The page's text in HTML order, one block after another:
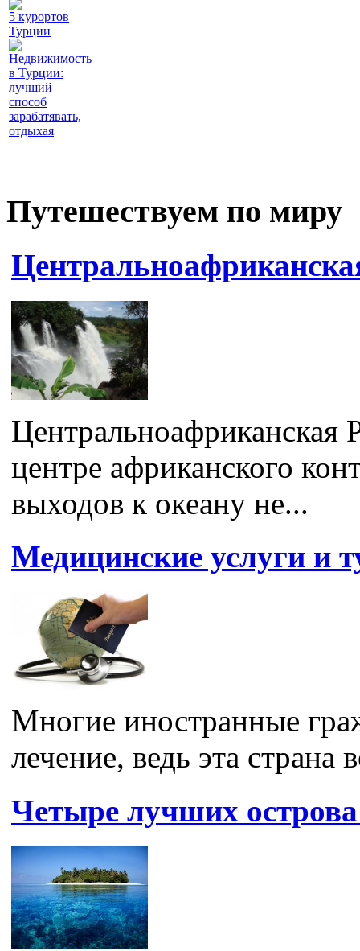
5 курортов
Турции
Недвижимость
в Турции:
лучший
способ
зарабатявать,
отдыхая
Путешествуем по миру
Центральноафриканская
центре африканского
выходов к океану не...
Медицинские услуги и
Многие иностранные
лечение, ведь эта страна
Четыре лучших